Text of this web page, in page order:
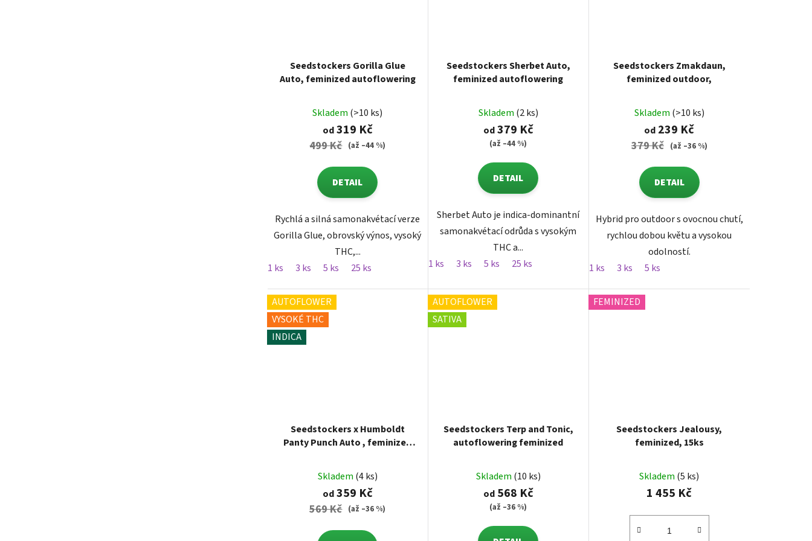
Seedstockers Gorilla Glue
Auto, feminized autoflowering
Skladem (>10 ks)
od319 Kč
499 Kč (až –44 %)
DETAIL
Rychlá a silná samonakvétací verze
Gorilla Glue, obrovský výnos, vysoký
THC,...
1 ks
3 ks 5 ks 25 ks
Seedstockers Sherbet Auto,
feminized autoflowering
Skladem (2 ks)
od379 Kč
(až –44 %)
DETAIL
Sherbet Auto je indica-dominantní
samonakvétací odrůda s vysokým
THC a...
1 ks
3 ks 5 ks 25 ks
Seedstockers Zmakdaun,
feminized outdoor,
Skladem (>10 ks)
od 239 Kč
379 Kč (až –36 %)
DETAIL
Hybrid pro outdoor s ovocnou chutí,
rychlou dobou květu a vysokou
odolností.
1 ks
3 ks 5 ks
AUTOFLOWER
VYSOKÉ THC
INDICA
Seedstockers x Humboldt
Panty Punch Auto , feminized
Skladem (4 ks)
od359 Kč
569 Kč (až –36 %)
AUTOFLOWER
SATIVA
Seedstockers Terp and Tonic,
autoflowering feminized
Skladem (10 ks)
od568 Kč
(až –36 %)
FEMINIZED
Seedstockers Jealousy,
feminized, 15ks
Skladem (5 ks)
1 455 Kč